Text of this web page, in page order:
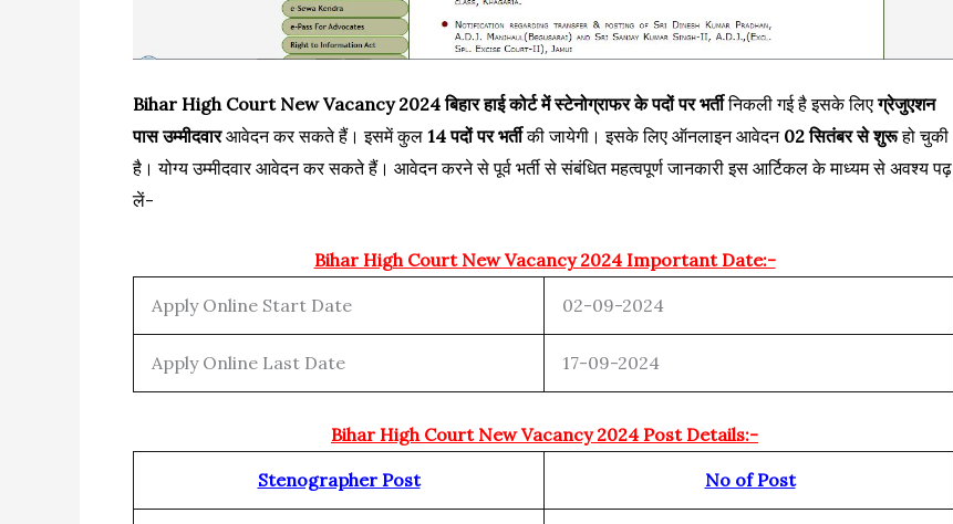
Bihar High Court New Vacancy 2024 बिहार हाई कोर्ट में स्टेनोग्राफर के पदों पर भर्तीनिकली गई है इसके लिएग्रेजुएशन
पास उम्मीदवारआवेदन कर सकते हैं। इसमें कुल 14 पदों पर भर्तीकी जायेगी। इसके लिए ऑनलाइन आवेदन 02 सितंबर से शुरूहो चुकी
है। योग्य उम्मीदवार आवेदन कर सकते हैं। आवेदन करने से पूर्व भर्ती से संबंधित महत्वपूर्ण जानकारी इस आर्टिकल के माध्यम से अवश्य पढ़
लें-
Bihar High Court New Vacancy 2024 Important Date:-
Apply Online Start Date 02-09-2024
Apply Online Last Date 17-09-2024
Bihar High Court New Vacancy 2024 Post Details:-
Stenographer Post No of Post